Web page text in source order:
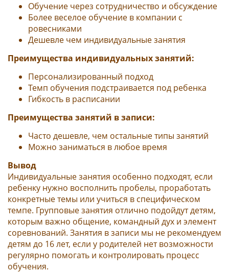
Обучение через сотрудничество и обсуждение
Более веселое обучение в компании с
ровесниками
Дешевле чем индивидуальные занятия
Преимущества индивидуальных занятий:
Персонализированный подход
Темп обучения подстраивается под ребенка
Гибкость в расписании
Преимущества занятий в записи:
Часто дешевле, чем остальные типы занятий
Можно заниматься в любое время
Вывод
Индивидуальные занятия особенно подходят, если
ребенку нужно восполнить пробелы, проработать
конкретные темы или учиться в специфическом
темпе. Групповые занятия отлично подойдут детям,
которым важно общение, командный дух и элемент
соревнований. Занятия в записи мы не рекомендуем
детям до 16 лет, если у родителей нет возможности
регулярно помогать и контролировать процесс
обучения.